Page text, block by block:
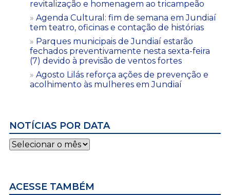
revitalização e homenagem ao tricampeão
Agenda Cultural: fim de semana em Jundiaí
tem teatro, oficinas e contação de histórias
Parques municipais de Jundiaí estarão
fechados preventivamente nesta sexta-feira
(7) devido à previsão de ventos fortes
Agosto Lilás reforça ações de prevenção e
acolhimento às mulheres em Jundiaí
NOTÍCIAS POR DATA
Notícias
por
ACESSE TAMBÉM